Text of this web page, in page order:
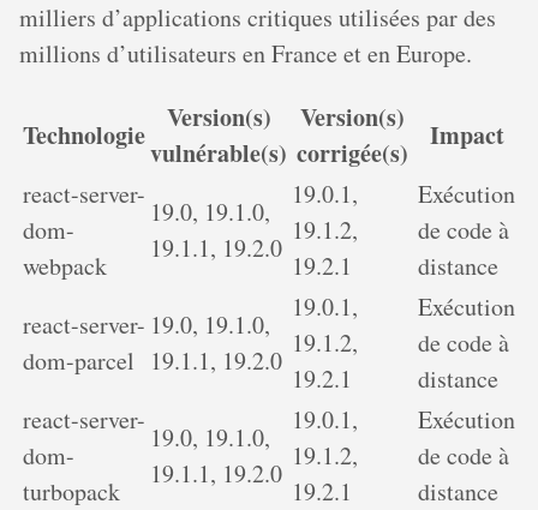
milliers d’applications critiques utilisées par des
millions d’utilisateurs en France et en Europe.
Technologie
Version(s)
vulnérable(s)
Version(s)
corrigée(s)
Impact
react-server-
dom-
webpack
19.0, 19.1.0,
19.1.1, 19.2.0
19.0.1,
19.1.2,
19.2.1
Exécution
de code à
distance
react-server-
dom-parcel
19.0, 19.1.0,
19.1.1, 19.2.0
19.0.1,
19.1.2,
19.2.1
Exécution
de code à
distance
react-server-
dom-
turbopack
19.0, 19.1.0,
19.1.1, 19.2.0
19.0.1,
19.1.2,
19.2.1
Exécution
de code à
distance